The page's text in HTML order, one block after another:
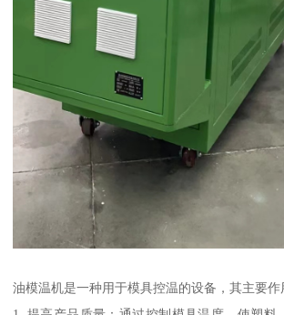
油模温机是一种用于模具控温的设备，其主要作